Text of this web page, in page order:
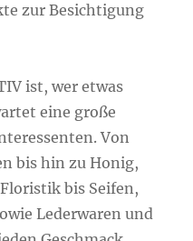
zur Besichtigung
ist, wer etwas
eine große
Von
bis hin zu Honig,
bis Seifen,
Lederwaren und